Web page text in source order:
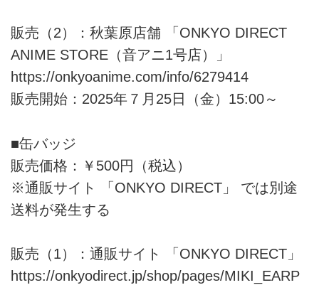
販売（2）：秋葉原店舗 「ONKYO DIRECT
ANIME STORE（音アニ1号店）」
https://onkyoanime.com/info/6279414
販売開始：2025年７月25日（金）15:00～
■缶バッジ
販売価格：￥500円（税込）
※通販サイト 「ONKYO DIRECT」 では別途
送料が発生する
販売（1）：通販サイト 「ONKYO DIRECT」
https://onkyodirect.jp/shop/pages/MIKI_EARP